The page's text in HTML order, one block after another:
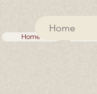
Home
Home